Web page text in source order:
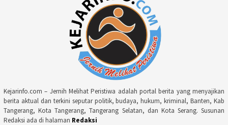
Kejarinfo.com – Jernih Melihat Peristiwa adalah portal berita yang menyajikan
berita aktual dan terkini seputar politik, budaya, hukum, kriminal, Banten, Kab
Tangerang, Kota Tangerang, Tangerang Selatan, dan Kota Serang. Susunan
Redaksi ada di halaman Redaksi